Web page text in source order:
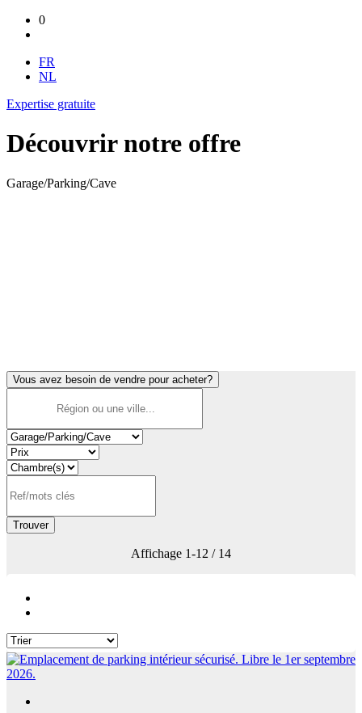
0
FR
NL
Expertise gratuite
Découvrir notre offre
Garage/Parking/Cave
Vous avez besoin de vendre pour acheter?
Trouver
Affichage 1-12 / 14